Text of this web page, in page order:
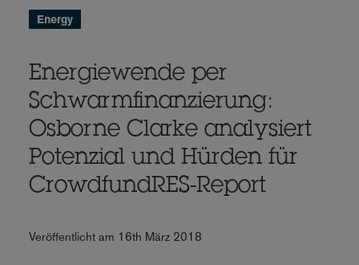
Energy
Energiewende per
Schwarmfinanzierung:
Osborne Clarke analysiert
Potenzial und Hürden für
CrowdfundRES-Report
Veröffentlicht am 16th März 2018